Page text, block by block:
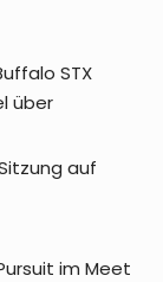
STX
über
auf
im Meet